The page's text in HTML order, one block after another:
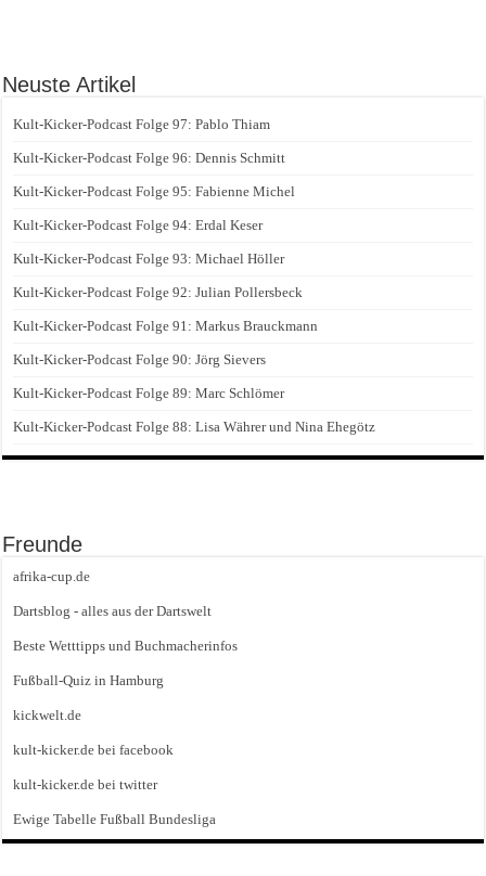
Neuste Artikel
Kult-Kicker-Podcast Folge 97: Pablo Thiam
Kult-Kicker-Podcast Folge 96: Dennis Schmitt
Kult-Kicker-Podcast Folge 95: Fabienne Michel
Kult-Kicker-Podcast Folge 94: Erdal Keser
Kult-Kicker-Podcast Folge 93: Michael Höller
Kult-Kicker-Podcast Folge 92: Julian Pollersbeck
Kult-Kicker-Podcast Folge 91: Markus Brauckmann
Kult-Kicker-Podcast Folge 90: Jörg Sievers
Kult-Kicker-Podcast Folge 89: Marc Schlömer
Kult-Kicker-Podcast Folge 88: Lisa Währer und Nina Ehegötz
Freunde
afrika-cup.de
Dartsblog - alles aus der Dartswelt
Beste Wetttipps und Buchmacherinfos
Fußball-Quiz in Hamburg
kickwelt.de
kult-kicker.de bei facebook
kult-kicker.de bei twitter
Ewige Tabelle Fußball Bundesliga